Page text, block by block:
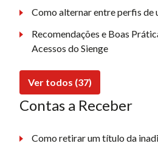
Como alternar entre perfis de
Recomendações e Boas
Acessos do Sienge
Ver todos (37)
Contas a Receber
Como retirar um título da